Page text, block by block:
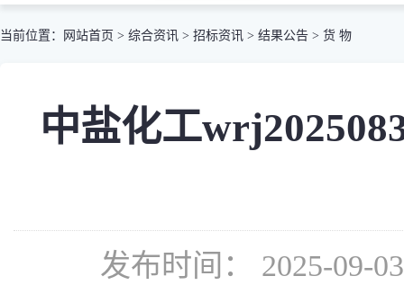
当前位置： 网站首页 > 综合资讯 > 招标资讯 > 结果公告 > 货 物
中盐化工
发布时间： 2025-09-